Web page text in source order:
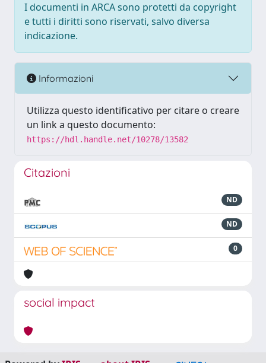
I documenti in ARCA sono protetti da copyright
e tutti i diritti sono riservati, salvo diversa
indicazione.
Informazioni
Utilizza questo identificativo per citare o creare
un link a questo documento:
https://hdl.handle.net/10278/13582
Citazioni
ND
ND
0
social impact